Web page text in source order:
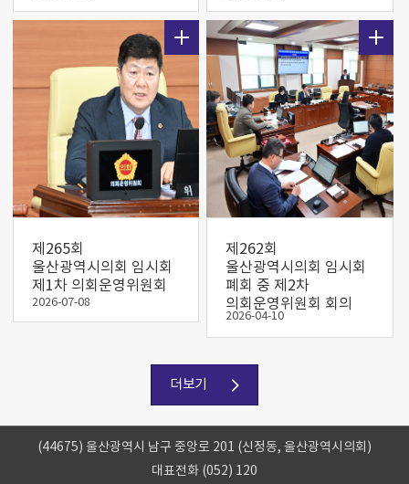
제265회
울산광역시의회 임시회
제1차 의회운영위원회
2026-07-08
제262회
울산광역시의회 임시회
폐회 중 제2차
의회운영위원회 회의
2026-04-10
더보기
(44675) 울산광역시 남구 중앙로 201 (신정동, 울산광역시의회)
대표전화 (052) 120